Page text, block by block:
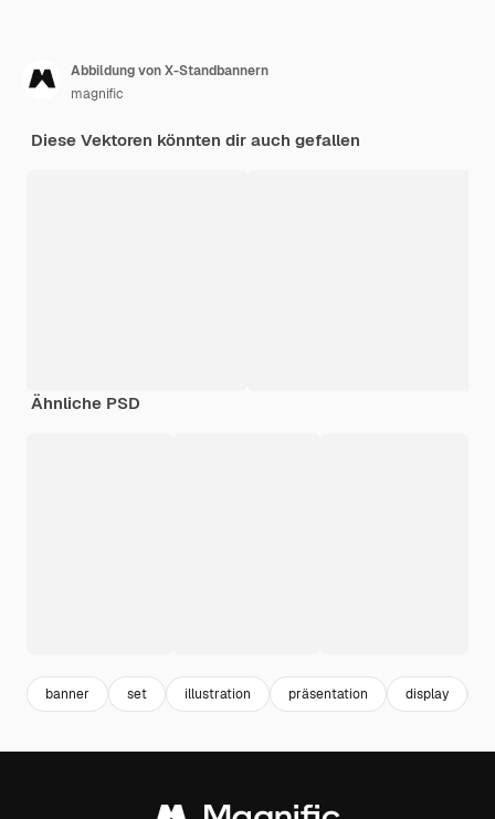
Abbildung von X-Standbannern
magnific
Diese Vektoren könnten dir auch gefallen
Ähnliche PSD
banner set illustration präsentation display